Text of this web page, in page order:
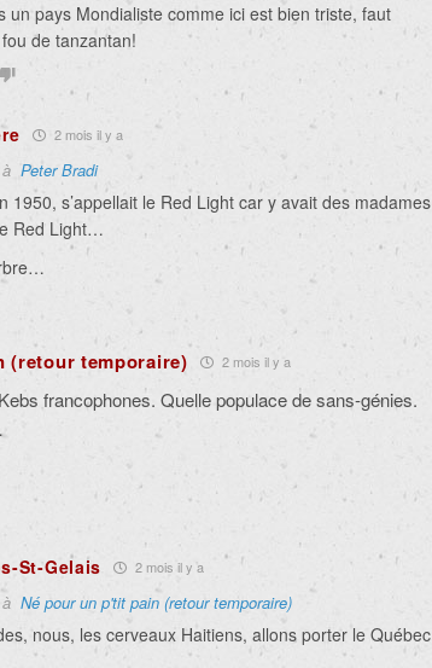
un pays Mondialiste comme ici est bien triste, faut
de tanzantan!
2 mois il y a
Peter Bradi
1950, s’appellait le Red Light car y avait des madames
Red Light…
(retour temporaire) 2 mois il y a
francophones. Quelle populace de sans-génies.
St-Gelais 2 mois il y a
Né pour un p'tit pain (retour temporaire)
nous, les cerveaux Haitiens, allons porter le Québec